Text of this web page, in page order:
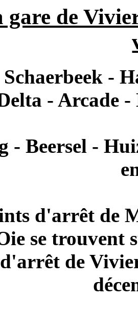
gare de
-
- Arcade
- Beersel -
d'arrêt de
se trouvent
de